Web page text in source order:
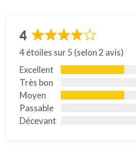
4
N
o
t
é
4
s
u
5
4 étoiles sur 5 (selon 2 avis)
Excellent
Très bon
Moyen
Passable
Décevant